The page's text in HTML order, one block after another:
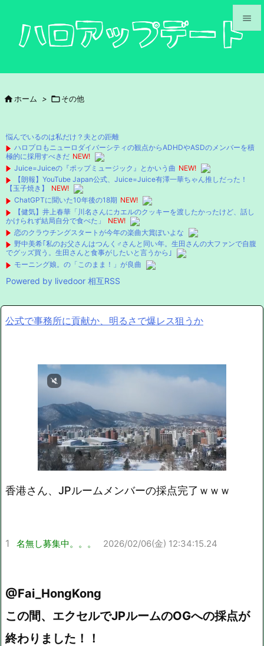



次へ
検索
 ホーム > その他
悩んでいるのは私だけ？夫との距離
ハロプロもニューロダイバーシティの観点からADHDやASDのメンバーを積
極的に採用すべきだ NEW!
Juice=Juiceの『ポップミュージック』とかいう曲 NEW!
【朗報】YouTube Japan公式、Juice=Juice有澤一華ちゃん推しだった！
【玉子焼き】
NEW!
ChatGPTに聞いた10年後の18期 NEW!
【健気】井上春華「川名さんにカエルのクッキーを渡したかったけど、話し
かけられず結局自分で食べた」
NEW!
恋のクラウチングスタートが今年の楽曲大賞ぽいよな
野中美希｢私のお父さんはつんく♂さんと同い年。生田さんの大ファンで自腹
でグッズ買う。生田さんと食事がしたいと言うから｣
モーニング娘。の「このまま！」が良曲
Powered by livedoor 相互RSS
公式で事務所に貢献か、明るさで爆レス狙うか
香港さん、JPルームメンバーの採点完了ｗｗｗ
1 名無し募集中。。。 2026/02/06(金) 12:34:15.24
@Fai_HongKong
この間、エクセルでJPルームのOGへの採点が
終わりました！！